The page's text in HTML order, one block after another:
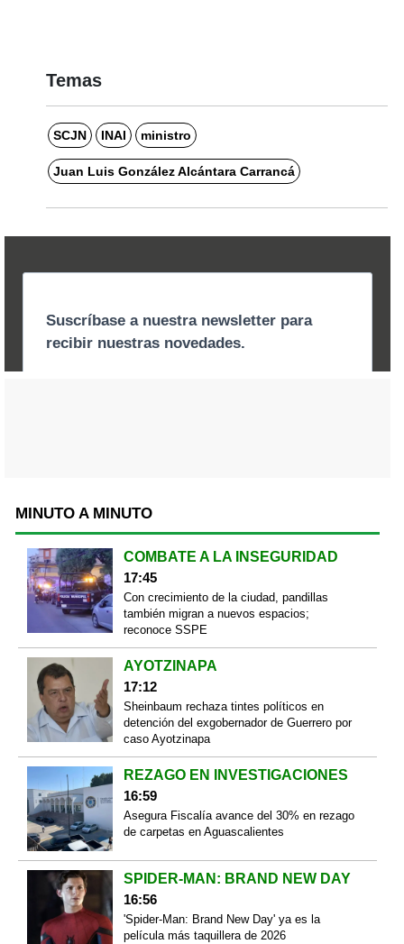
Temas
SCJN INAI ministro
Juan Luis González Alcántara Carrancá
MINUTO A MINUTO
COMBATE A LA INSEGURIDAD
17:45
Con crecimiento de la ciudad, pandillas
también migran a nuevos espacios;
reconoce SSPE
AYOTZINAPA
17:12
Sheinbaum rechaza tintes políticos en
detención del exgobernador de Guerrero por
caso Ayotzinapa
REZAGO EN INVESTIGACIONES
16:59
Asegura Fiscalía avance del 30% en rezago
de carpetas en Aguascalientes
SPIDER-MAN: BRAND NEW DAY
16:56
'Spider-Man: Brand New Day' ya es la
película más taquillera de 2026